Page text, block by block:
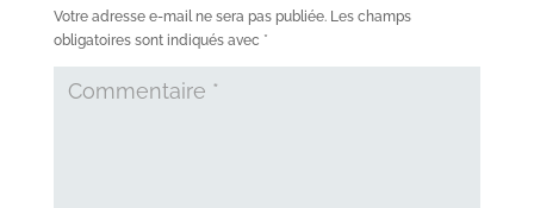
Votre adresse e-mail ne sera pas publiée. Les champs
obligatoires sont indiqués avec *